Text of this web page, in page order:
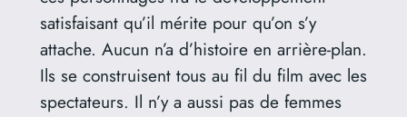
satisfaisant qu’il mérite pour qu’on s’y
attache. Aucun n’a d’histoire en arrière-plan.
Ils se construisent tous au fil du film avec les
spectateurs. Il n’y a aussi pas de femmes